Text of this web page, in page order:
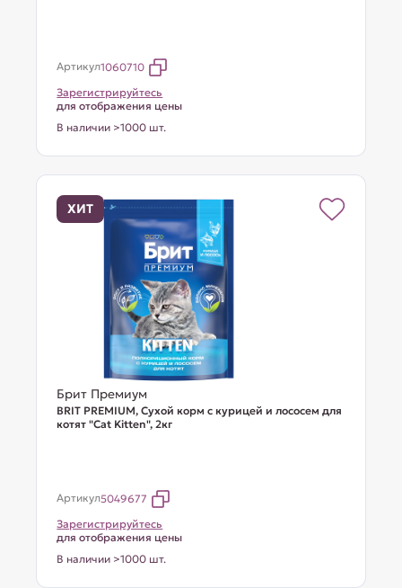
Артикул1060710
Зарегистрируйтесь
для отображения цены
В наличии >1000 шт.
ХИТ
Брит Премиум
BRIT PREMIUM, Сухой корм с курицей и лососем для
котят "Cat Kitten", 2кг
Артикул5049677
Зарегистрируйтесь
для отображения цены
В наличии >1000 шт.